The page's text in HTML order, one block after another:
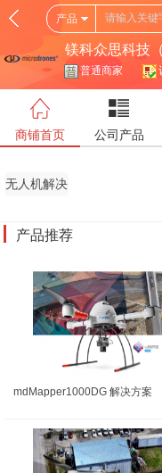
产品
镁科众思科技
普通商家
商铺首页 公司产品
无人机解决
产品推荐
mdMapper1000DG 解决方案